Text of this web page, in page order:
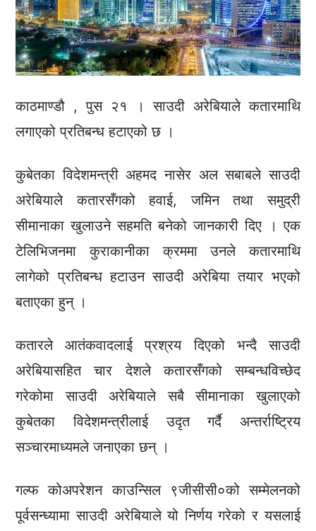
काठमाण्डौ , पुस २१ । साउदी अरेबियाले कतारमाथि
लगाएको प्रतिबन्ध हटाएको छ ।
कुबेतका विदेशमन्त्री अहमद नासेर अल सबाबले साउदी
अरेबियाले कतारसँगको हवाई, जमिन तथा समुद्री
सीमानाका खुलाउने सहमति बनेको जानकारी दिए । एक
टेलिभिजनमा कुराकानीका क्रममा उनले कतारमाथि
लागेको प्रतिबन्ध हटाउन साउदी अरेबिया तयार भएको
बताएका हुन् ।
कतारले आतंकवादलाई प्रश्रय दिएको भन्दै साउदी
अरेबियासहित चार देशले कतारसँगको सम्बन्धविच्छेद
गरेकोमा साउदी अरेबियाले सबै सीमानाका खुलाएको
कुबेतका विदेशमन्त्रीलाई उदृत गर्दै अन्तर्राष्ट्रिय
सञ्चारमाध्यमले जनाएका छन् ।
गल्फ कोअपरेशन काउन्सिल ९जीसीसी०को सम्मेलनको
पूर्वसन्ध्यामा साउदी अरेबियाले यो निर्णय गरेको र यसलाई